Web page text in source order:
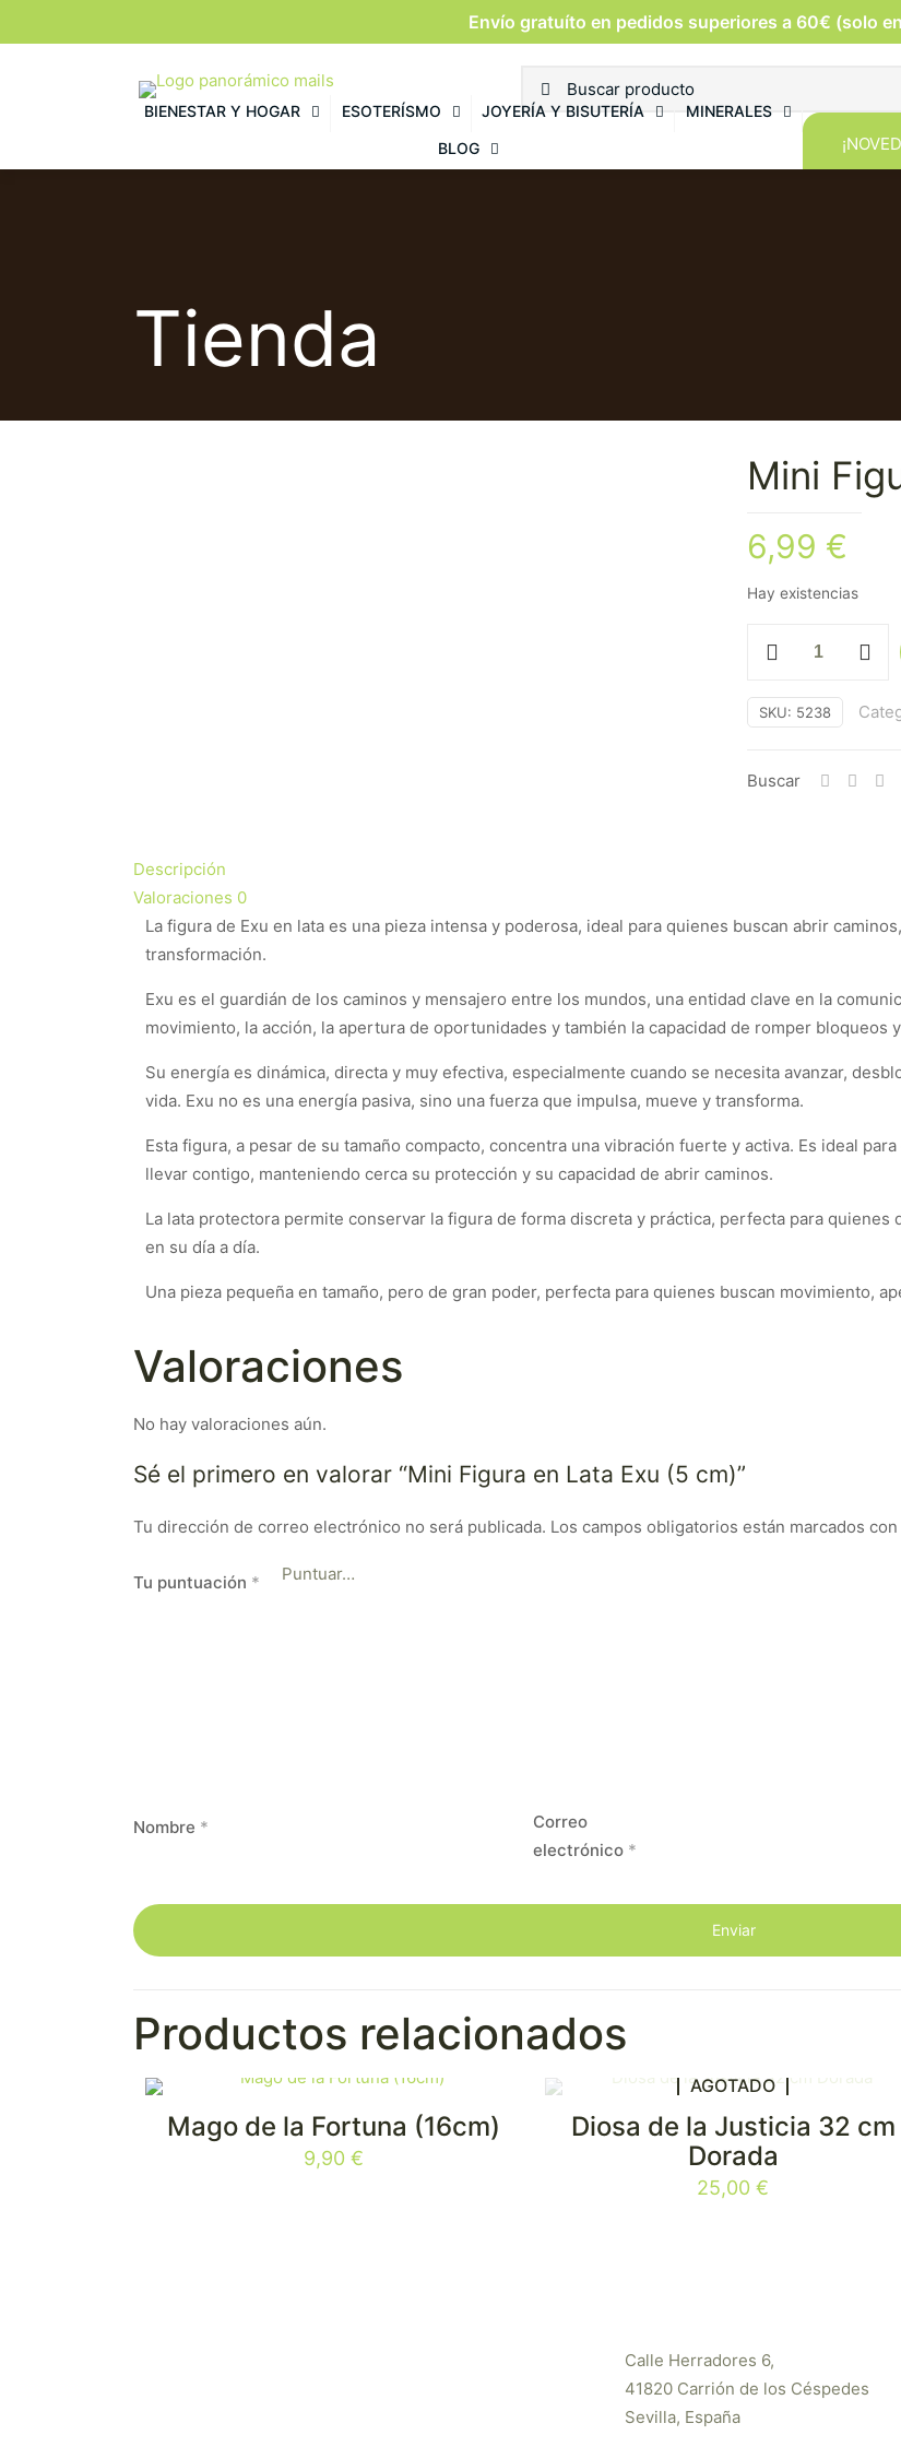
Envío gratuíto en pedidos superiores a 60€ (solo
BIENESTAR Y HOGAR ESOTERÍSMO JOYERÍA Y BISUTERÍA
MINERALES
BLOG
Tienda
Mini
6,99 €
Hay existencias
Figura
en
Lata
(5
SKU: 5238
Buscar
Descripción
Valoraciones 0
La figura de Exu en lata es una pieza intensa y poderosa, ideal para quienes buscan abrir
transformación.
Exu es el guardián de los caminos y mensajero entre los mundos, una entidad clave en la
movimiento, la acción, la apertura de oportunidades y también la capacidad de romper bloqueos
Su energía es dinámica, directa y muy efectiva, especialmente cuando se necesita avanzar,
vida. Exu no es una energía pasiva, sino una fuerza que impulsa, mueve y transforma.
Esta figura, a pesar de su tamaño compacto, concentra una vibración fuerte y activa. Es ideal
llevar contigo, manteniendo cerca su protección y su capacidad de abrir caminos.
La lata protectora permite conservar la figura de forma discreta y práctica, perfecta para quienes
en su día a día.
Una pieza pequeña en tamaño, pero de gran poder, perfecta para quienes buscan movimiento,
Valoraciones
No hay valoraciones aún.
Sé el primero en valorar “Mini Figura en Lata Exu (5 cm)”
Tu dirección de correo electrónico no será publicada. Los campos obligatorios están marcados con
Tu puntuación *
Nombre *
Correo
electrónico *
Productos relacionados
Mago de la Fortuna (16cm)
9,90 €
AGOTADO
Diosa de la Justicia 32 cm
Dorada
25,00€
Calle Herradores 6,
41820 Carrión de los Céspedes
Sevilla, España